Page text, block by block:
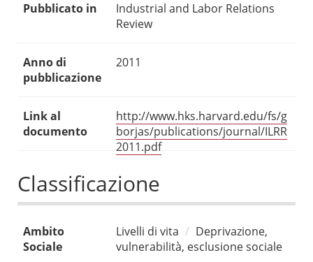
Pubblicato in
Industrial and Labor Relations
Review
Anno di
pubblicazione
2011
Link al
documento
http://www.hks.harvard.edu/fs/g
borjas/publications/journal/ILRR
2011.pdf
Classificazione
Ambito
Sociale
Livelli di vita
Deprivazione,
vulnerabilità, esclusione sociale